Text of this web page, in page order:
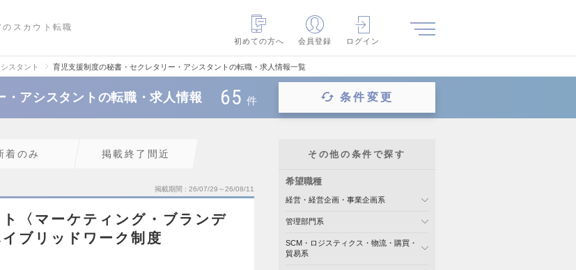
スカウト転職
初めての方へ
会員登録 ログイン
スタント 育児支援制度の秘書・セクレタリー・アシスタントの転職・求人情報一覧
アシスタントの転職・求人情報 65 件 条件変更
着のみ 掲載終了間近
掲載期間 26/07/29～26/08/11
〈マーケティング・ブランデ
ブリッドワーク制度
その他の条件で探す
希望職種
経営・経営企画・事業企画系
管理部門系
SCM・ロジスティクス・物流・購買・
貿易系